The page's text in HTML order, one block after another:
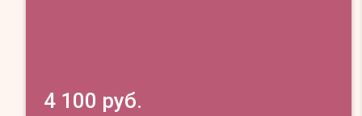
4 100 руб.